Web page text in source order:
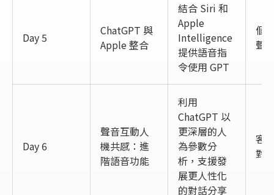
Day 5
ChatGPT 與
Apple 整合
結合 Siri 和
Apple
Intelligence
提供語音指
令使用 GPT
個
聲
Day 6
聲音互動人
機共感：進
階語音功能
利用
ChatGPT 以
更深層的人
為參數分
析，支援發
展更人性化
的對話分享
客
對